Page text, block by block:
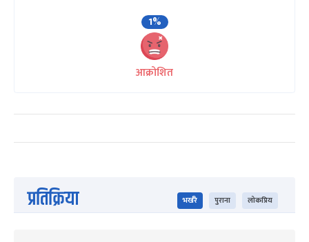
1%
आक्रोशित
प्रतिक्रिया भर्खरै पुराना लोकप्रिय